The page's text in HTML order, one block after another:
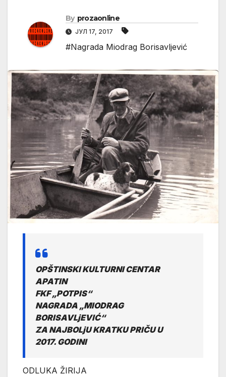
By prozaonline
ЈУЛ 17, 2017
#Nagrada Miodrag Borisavljević
OPŠTINSKI KULTURNI CENTAR
APATIN
FKF „POTPIS“
NAGRADA „MIODRAG
BORISAVLjEVIĆ“
ZA NAJBOLjU KRATKU PRIČU U
2017. GODINI
ODLUKA ŽIRIJA